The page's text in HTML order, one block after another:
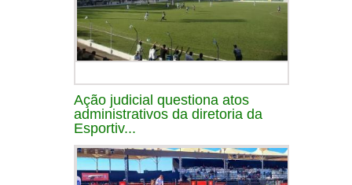
Ação judicial questiona atos
administrativos da diretoria da
Esportiv...